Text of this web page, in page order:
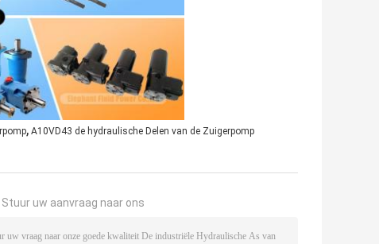
, A10VD43 de hydraulische Delen van de Zuigerpomp
uw aanvraag naar ons